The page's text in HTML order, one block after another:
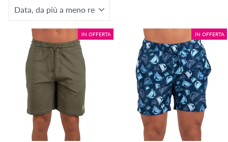
IN OFFERTA IN OFFERTA